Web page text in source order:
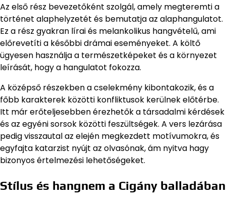
Az első rész bevezetőként szolgál, amely megteremti a
történet alaphelyzetét és bemutatja az alaphangulatot.
Ez a rész gyakran lírai és melankolikus hangvételű, ami
előrevetíti a későbbi drámai eseményeket. A költő
ügyesen használja a természetképeket és a környezet
leírását, hogy a hangulatot fokozza.
A középső részekben a cselekmény kibontakozik, és a
főbb karakterek közötti konfliktusok kerülnek előtérbe.
Itt már erőteljesebben érezhetők a társadalmi kérdések
és az egyéni sorsok közötti feszültségek. A vers lezárása
pedig visszautal az elején megkezdett motívumokra, és
egyfajta katarzist nyújt az olvasónak, ám nyitva hagy
bizonyos értelmezési lehetőségeket.
Stílus és hangnem a Cigány balladában